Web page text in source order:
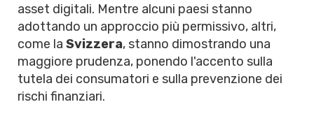
asset digitali. Mentre alcuni paesi stanno
adottando un approccio più permissivo, altri,
come la Svizzera, stanno dimostrando una
maggiore prudenza, ponendo l'accento sulla
tutela dei consumatori e sulla prevenzione dei
rischi finanziari.